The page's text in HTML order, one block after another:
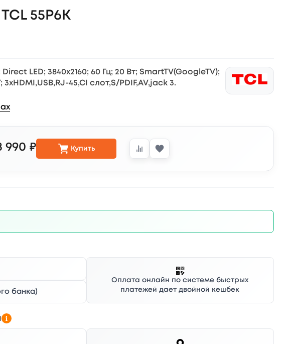
55P6K
LED; 3840x2160; 60 Гц; 20 Вт; SmartTV(GoogleTV);
3xHDMI,USB,RJ-45,CI слот,S/PDIF,AV,jack 3.
990 ₽ Купить
банка)
Оплата онлайн по системе быстрых
платежей дает двойной кешбек